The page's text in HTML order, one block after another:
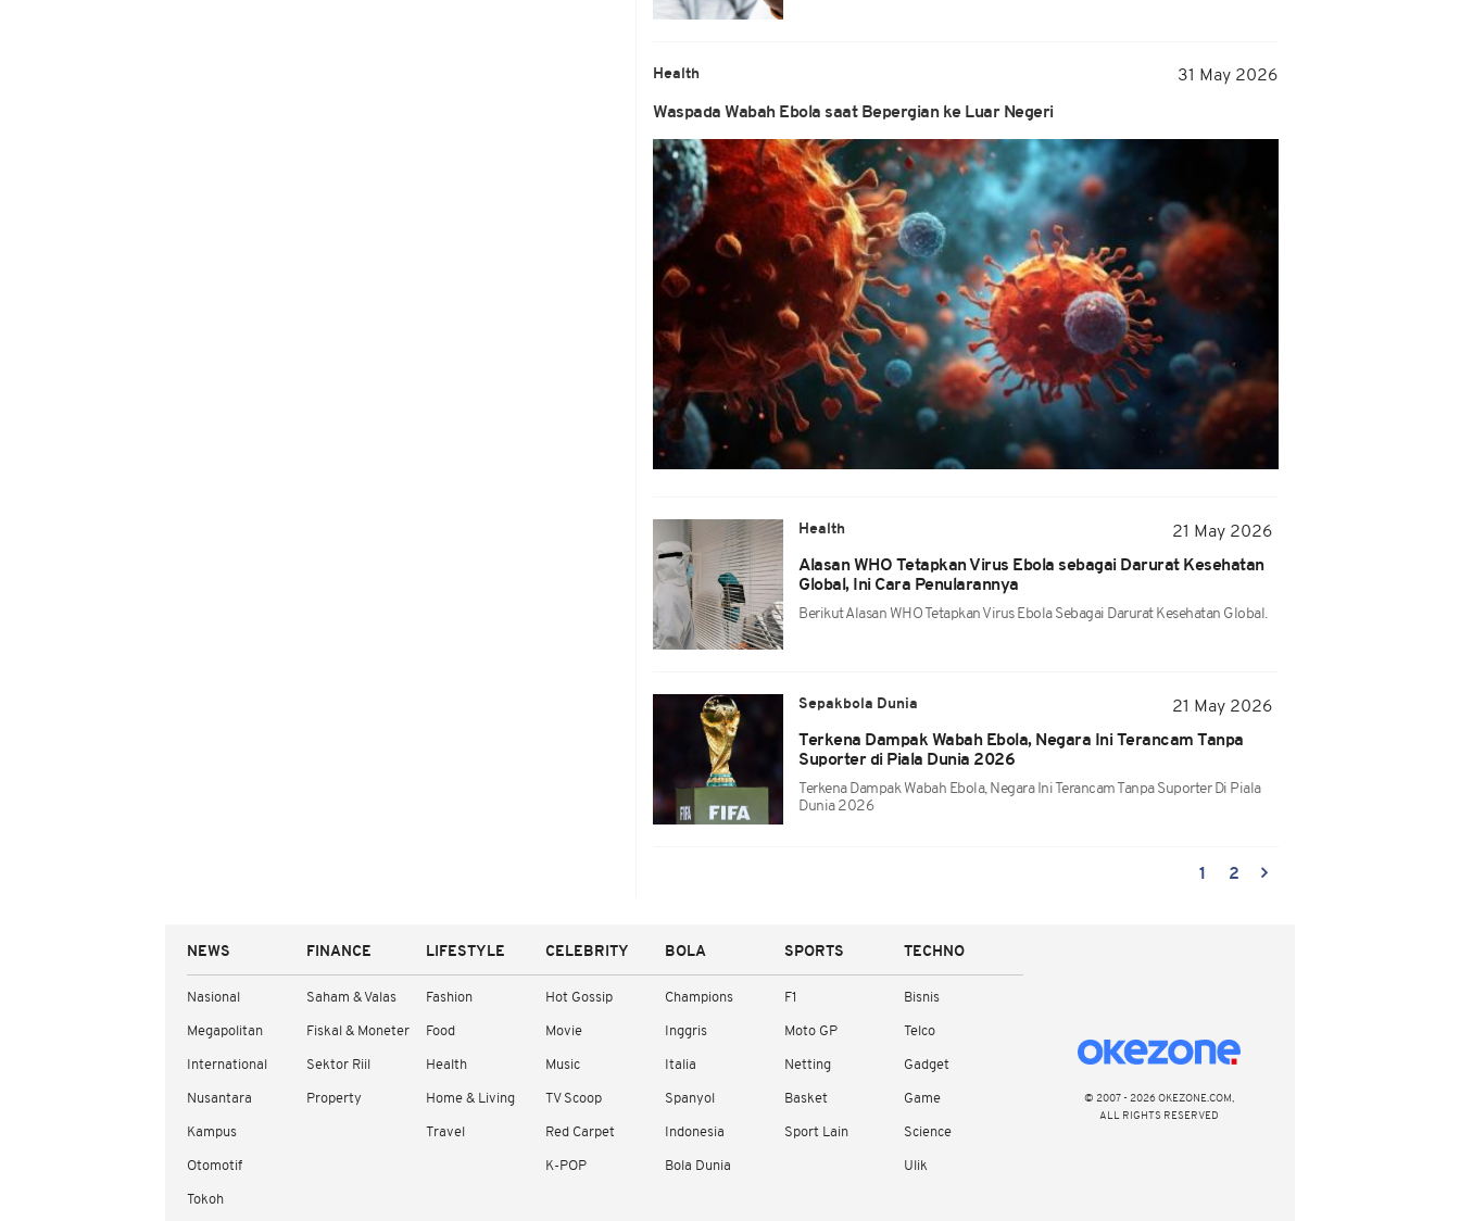
Health 31 May 2026
Waspada Wabah Ebola saat Bepergian ke Luar Negeri
Health
21 May 2026
Alasan WHO Tetapkan Virus Ebola sebagai Darurat Kesehatan
Global, Ini Cara Penularannya
Berikut Alasan WHO Tetapkan Virus Ebola Sebagai Darurat Kesehatan Global.
Sepakbola Dunia
21 May 2026
Terkena Dampak Wabah Ebola, Negara Ini Terancam Tanpa
Suporter di Piala Dunia 2026
Terkena Dampak Wabah Ebola, Negara Ini Terancam Tanpa Suporter Di Piala
Dunia 2026
1 2
NEWS
Nasional
Megapolitan
International
Nusantara
Kampus
Otomotif
Tokoh
FINANCE
Saham & Valas
Fiskal & Moneter
Sektor Riil
Property
LIFESTYLE
Fashion
Food
Health
Home & Living
Travel
CELEBRITY
Hot Gossip
Movie
Music
TV Scoop
Red Carpet
K-POP
BOLA
Champions
Inggris
Italia
Spanyol
Indonesia
Bola Dunia
SPORTS
F1
Moto GP
Netting
Basket
Sport Lain
TECHNO
Bisnis
Telco
Gadget
Game
Science
Ulik
© 2007 - 2026 OKEZONE.COM,
ALL RIGHTS RESERVED